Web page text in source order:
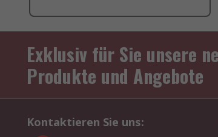
Exklusiv für Sie unsere
Produkte und Angebote
Kontaktieren Sie uns: